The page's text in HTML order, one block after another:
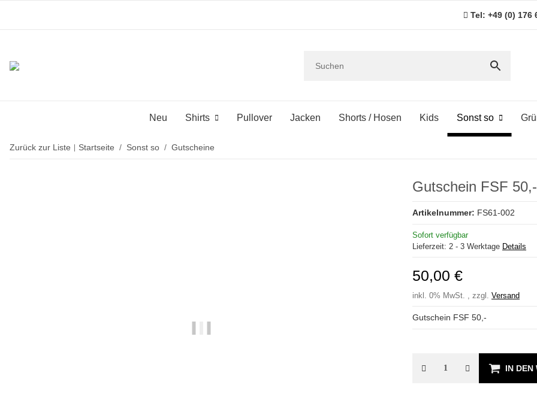
Tel: +49 (0) 176
Neu Shirts Pullover Jacken Shorts / Hosen Kids Sonst so
Zurück zur Liste Startseite Sonst so Gutscheine
Gutschein FSF 50,-
Artikelnummer: FS61-002
Sofort verfügbar
Lieferzeit: 2 - 3 Werktage Details
50,00 €
inkl. 0% MwSt. , zzgl. Versand
Gutschein FSF 50,-
IN DEN